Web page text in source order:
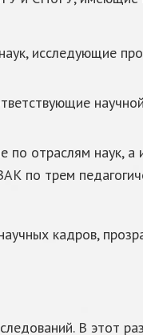
исследующие
по отраслям наук,
по трем
кадров,
В этот